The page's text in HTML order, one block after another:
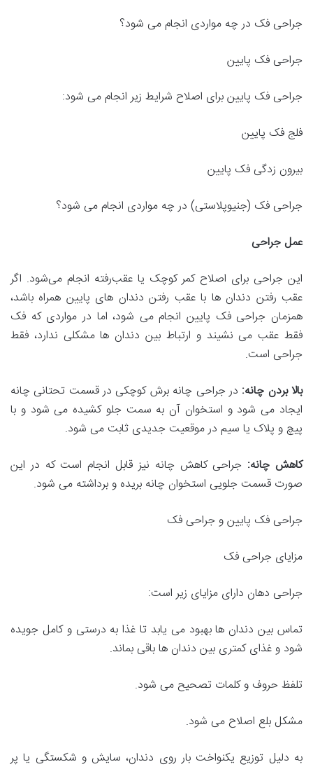
جراحی فک در چه مواردی انجام می شود؟
جراحی فک پایین
جراحی فک پایین برای اصلاح شرایط زیر انجام می شود:
فلج فک پایین
بیرون زدگی فک پایین
جراحی فک (جنیوپلاستی) در چه مواردی انجام می شود؟
عمل جراحی
این جراحی برای اصلاح کمر کوچک یا عقب‌رفته انجام می‌شود. اگر
عقب رفتن دندان ها با عقب رفتن دندان های پایین همراه باشد،
همزمان جراحی فک پایین انجام می شود، اما در مواردی که فک
فقط عقب می نشیند و ارتباط بین دندان ها مشکلی ندارد، فقط
جراحی است.
بالا بردن چانه: در جراحی چانه برش کوچکی در قسمت تحتانی چانه
ایجاد می شود و استخوان آن به سمت جلو کشیده می شود و با
پیچ و پلاک یا سیم در موقعیت جدیدی ثابت می شود.
کاهش چانه: جراحی کاهش چانه نیز قابل انجام است که در این
صورت قسمت جلویی استخوان چانه بریده و برداشته می شود.
جراحی فک پایین و جراحی فک
مزایای جراحی فک
جراحی دهان دارای مزایای زیر است:
تماس بین دندان ها بهبود می یابد تا غذا به درستی و کامل جویده
شود و غذای کمتری بین دندان ها باقی بماند.
تلفظ حروف و کلمات تصحیح می شود.
مشکل بلع اصلاح می شود.
به دلیل توزیع یکنواخت بار روی دندان، سایش و شکستگی یا پر